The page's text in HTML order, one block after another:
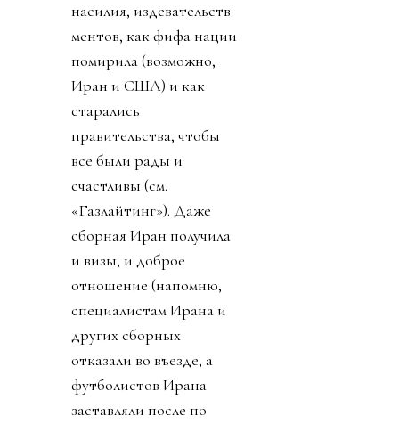
насилия, издевательств
ментов, как фифа нации
помирила (возможно,
Иран и США) и как
старались
правительства, чтобы
все были рады и
счастливы (см.
«Газлайтинг»). Даже
сборная Иран получила
и визы, и доброе
отношение (напомню,
специалистам Ирана и
других сборных
отказали во въезде, а
футболистов Ирана
заставляли после по